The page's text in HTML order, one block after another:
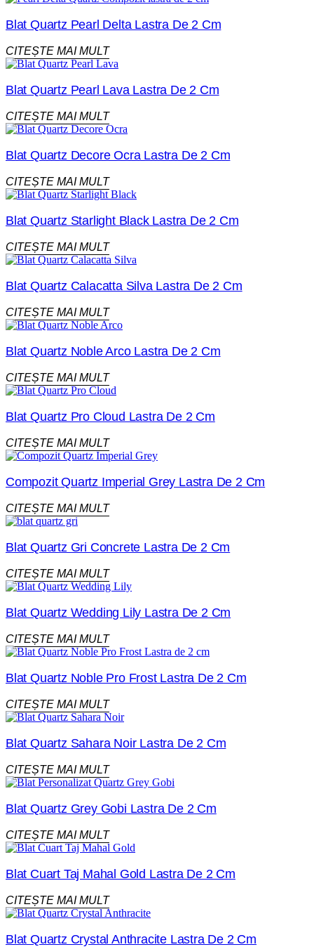
Blat Quartz Pearl Delta Lastra De 2 Cm
CITEȘTE MAI MULT
Blat Quartz Pearl Lava Lastra De 2 Cm
CITEȘTE MAI MULT
Blat Quartz Decore Ocra Lastra De 2 Cm
CITEȘTE MAI MULT
Blat Quartz Starlight Black Lastra De 2 Cm
CITEȘTE MAI MULT
Blat Quartz Calacatta Silva Lastra De 2 Cm
CITEȘTE MAI MULT
Blat Quartz Noble Arco Lastra De 2 Cm
CITEȘTE MAI MULT
Blat Quartz Pro Cloud Lastra De 2 Cm
CITEȘTE MAI MULT
Compozit Quartz Imperial Grey Lastra De 2 Cm
CITEȘTE MAI MULT
Blat Quartz Gri Concrete Lastra De 2 Cm
CITEȘTE MAI MULT
Blat Quartz Wedding Lily Lastra De 2 Cm
CITEȘTE MAI MULT
Blat Quartz Noble Pro Frost Lastra De 2 Cm
CITEȘTE MAI MULT
Blat Quartz Sahara Noir Lastra De 2 Cm
CITEȘTE MAI MULT
Blat Quartz Grey Gobi Lastra De 2 Cm
CITEȘTE MAI MULT
Blat Cuart Taj Mahal Gold Lastra De 2 Cm
CITEȘTE MAI MULT
Blat Quartz Crystal Anthracite Lastra De 2 Cm